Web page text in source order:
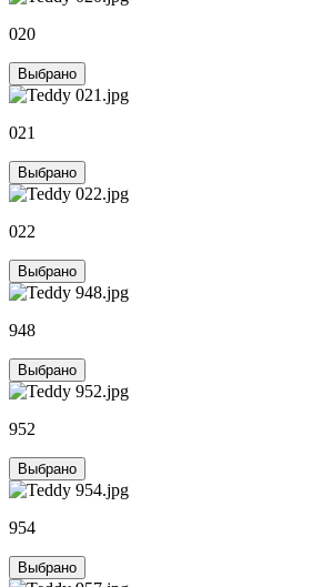
020
Выбрано
021
Выбрано
022
Выбрано
948
Выбрано
952
Выбрано
954
Выбрано